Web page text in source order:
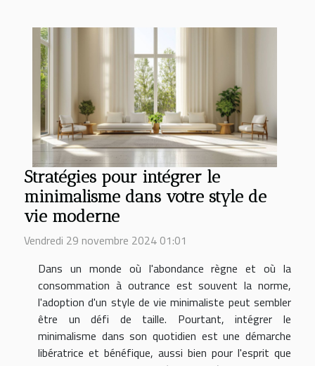
Stratégies pour intégrer le
minimalisme dans votre style de
vie moderne
Vendredi 29 novembre 2024 01:01
Dans un monde où l'abondance règne et où la
consommation à outrance est souvent la norme,
l'adoption d'un style de vie minimaliste peut sembler
être un défi de taille. Pourtant, intégrer le
minimalisme dans son quotidien est une démarche
libératrice et bénéfique, aussi bien pour l'esprit que